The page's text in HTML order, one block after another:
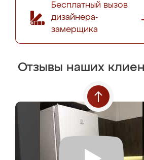
Бесплатный вызов
дизайнера-
замерщика
Отзывы наших